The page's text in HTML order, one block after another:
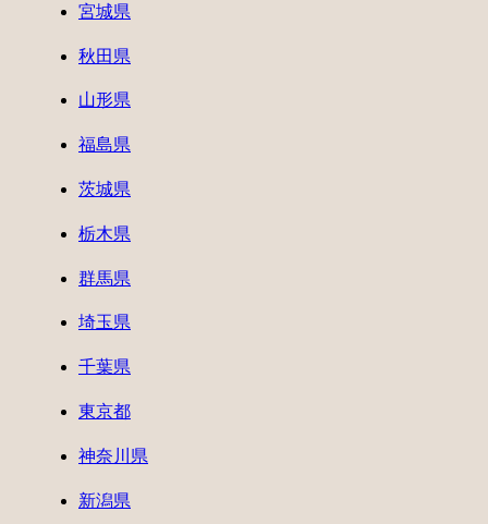
宮城県
秋田県
山形県
福島県
茨城県
栃木県
群馬県
埼玉県
千葉県
東京都
神奈川県
新潟県